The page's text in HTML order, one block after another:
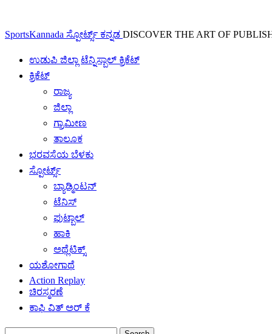
SportsKannada ಸ್ಪೋರ್ಟ್ಸ್ ಕನ್ನಡ DISCOVER THE ART OF
ಉಡುಪಿ ಜಿಲ್ಲಾ ಟೆನ್ನಿಸ್ಬಾಲ್ ಕ್ರಿಕೆಟ್
ಕ್ರಿಕೆಟ್
ರಾಜ್ಯ
ಜಿಲ್ಲಾ
ಗ್ರಾಮೀಣ
ತಾಲೂಕ
ಭರವಸೆಯ ಬೆಳಕು
ಸ್ಪೋರ್ಟ್ಸ್
ಬ್ಯಾಡ್ಮಿಂಟನ್
ಟೆನಿಸ್
ಫುಟ್ಬಾಲ್
ಹಾಕಿ
ಅಥ್ಲೆಟಿಕ್ಸ್
ಯಶೋಗಾಥೆ
Action Replay
ಚಿರಸ್ಮರಣೆ
ಕಾಫಿ ವಿತ್ ಅರ್ ಕೆ